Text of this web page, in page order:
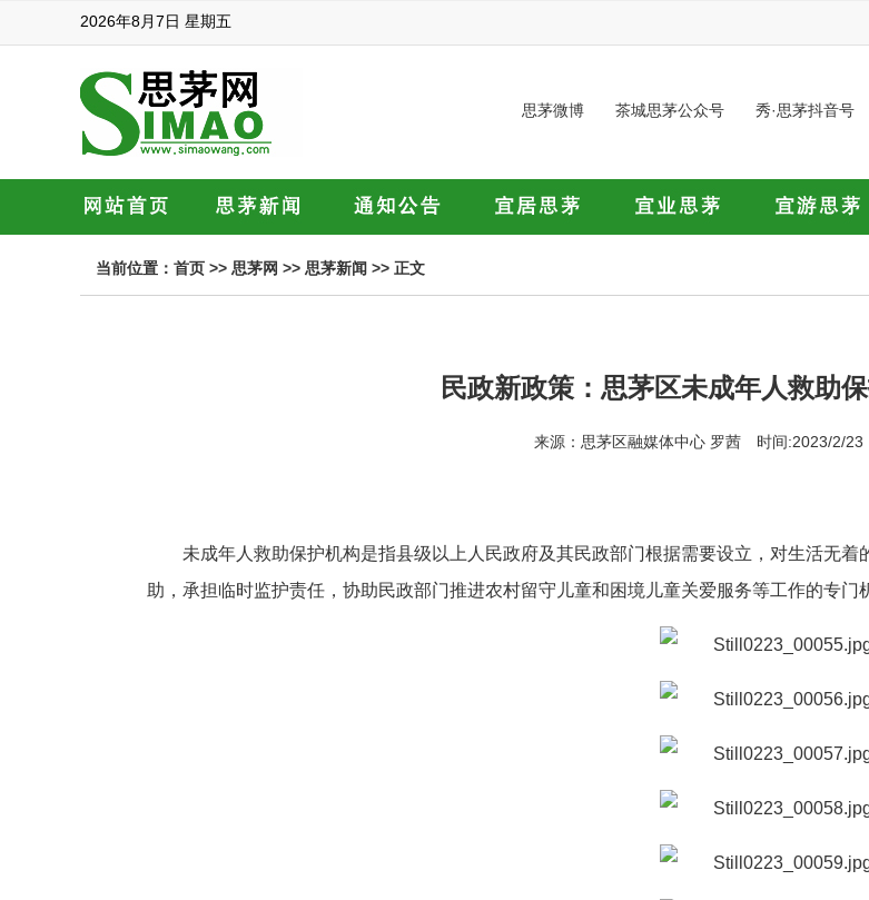
2026年8月7日 星期五
思茅微博 茶城思茅公众号 秀·思茅抖音号
当前位置： 首页 >> 思茅网 >> 思茅新闻 >> 正文
民政新政策：思茅区未成年人救助
来源：思茅区融媒体中心 罗茜 时间:2023/2/
未成年人救助保护机构是指县级以上人民政府及其民政部门根据需要设立，对生活无
助，承担临时监护责任，协助民政部门推进农村留守儿童和困境儿童关爱服务等工作的专门